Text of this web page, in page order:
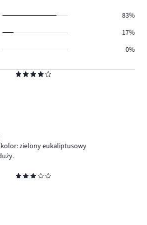
kolor: zielony eukaliptusowy
83%
17%
0%